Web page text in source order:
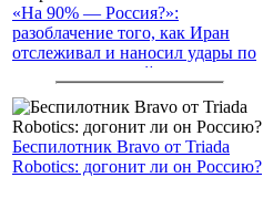
«На 90% — Россия?»:
разоблачение того, как Иран
отслеживал и наносил удары по
американским войскам
Беспилотник Bravo от Triada
Robotics: догонит ли он Россию?